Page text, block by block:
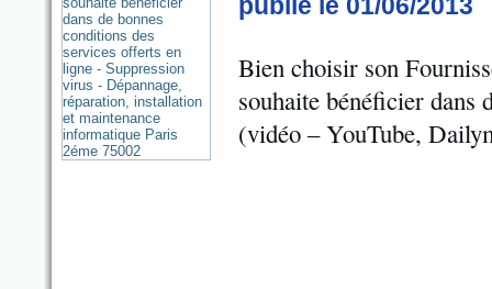
Bien choisir son
souhaite bénéficier dans
(vidéo – YouTube,